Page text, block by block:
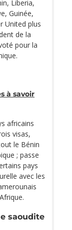
Liberia,
Guinée,
United plus
de la
pour la
à savoir
africains
visas,
le Bénin
; passe
pays
avec les
saoudite